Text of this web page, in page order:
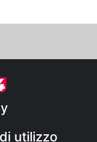
utilizzo